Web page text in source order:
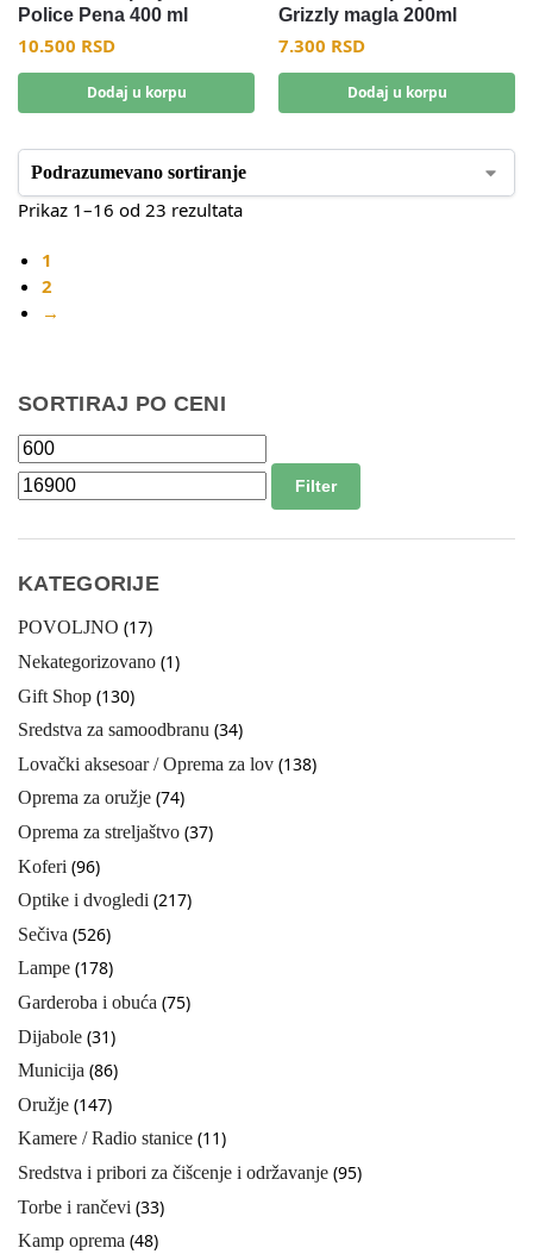
Police Pena 400 ml
10.500 RSD
Dodaj u korpu
Grizzly magla 200ml
7.300 RSD
Dodaj u korpu
Prikaz 1–16 od 23 rezultata
1
2
→
SORTIRAJ PO CENI
Filter
KATEGORIJE
POVOLJNO (17)
Nekategorizovano (1)
Gift Shop (130)
Sredstva za samoodbranu (34)
Lovački aksesoar / Oprema za lov (138)
Oprema za oružje (74)
Oprema za streljaštvo (37)
Koferi (96)
Optike i dvogledi (217)
Sečiva (526)
Lampe (178)
Garderoba i obuća (75)
Dijabole (31)
Municija (86)
Oružje (147)
Kamere / Radio stanice (11)
Sredstva i pribori za čišcenje i održavanje (95)
Torbe i rančevi (33)
Kamp oprema (48)